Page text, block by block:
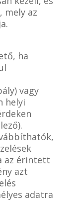
mely az
ha
vagy
helyi
az érintett
azt
adatra